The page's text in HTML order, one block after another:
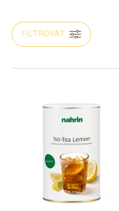
FILTROVAT
SLOŽENÍ